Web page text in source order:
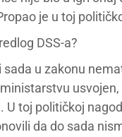
je u toj
DSS-a?
sada u zakonu
U toj političkoj
da do sada